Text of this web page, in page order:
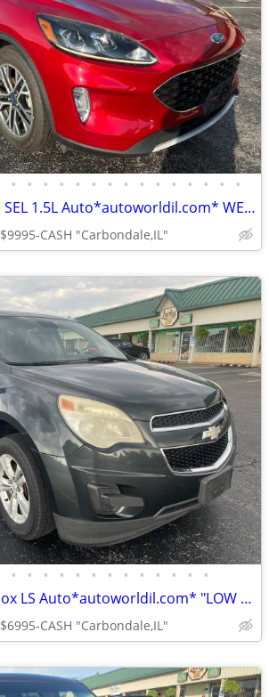
• • • • • • • • • • • • • • •
2020 Ford Escape SEL 1.5L Auto*autoworldil.com* WELL MAINTAINED ESCAPE
$9995-CASH "Carbondale,IL"
• • • • • • • • • • • • •
2012 Chevy Equinox LS Auto*autoworldil.com* "LOW MILEAGE MID SIZE SUV"
$6995-CASH "Carbondale,IL"